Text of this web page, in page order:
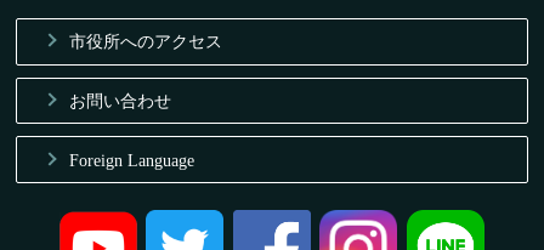
市役所へのアクセス
お問い合わせ
Foreign Language